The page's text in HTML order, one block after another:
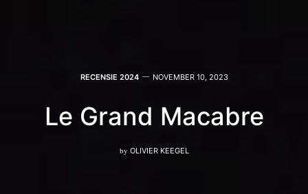
RECENSIE 2024 NOVEMBER 10, 2023
Le Grand Macabre
by OLIVIER KEEGEL